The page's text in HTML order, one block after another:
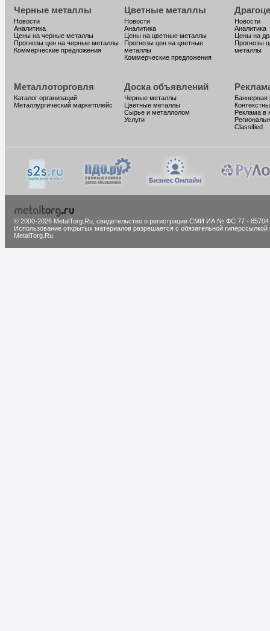
Черные металлы
Новости
Аналитика
Цены на черные металлы
Прогнозы цен на черные металлы
Коммерческие предложения
Цветные металлы
Новости
Аналитика
Цены на цветные металлы
Прогнозы цен на цветные
металлы
Коммерческие предложения
Новости
Аналитика
Цены на
Прогнозы
металлы
Металлоторговля
Каталог организаций
Металлургический маркетплейс
Доска объявлений
Черные металлы
Цветные металлы
Сырье и металлолом
Услуги
Баннерная
Реклама в
Classified
© 2000-2026 MetalTorg.Ru, cвидетельство о регистрации СМИ ИА № ФС 77 - 85704
Использование открытых материалов разрешается с обязательной гиперссылкой
MetalTorg.Ru